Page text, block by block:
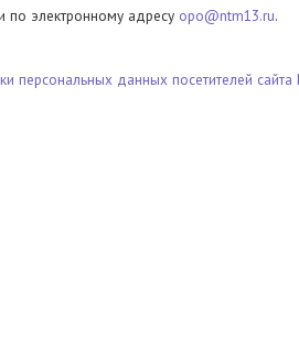
по электронному адресу opo@ntm13.ru.
персональных данных посетителей